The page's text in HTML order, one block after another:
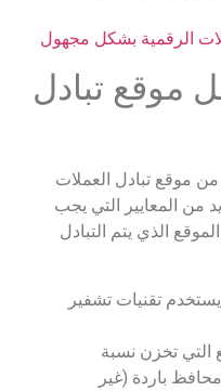
الرقمية بشكل مجهول
موقع تبادل
موقع تبادل العملات
من المعايير التي يجب
الذي يتم التبادل
تقنيات تشفير
التي تخزن نسبة
باردة (غير